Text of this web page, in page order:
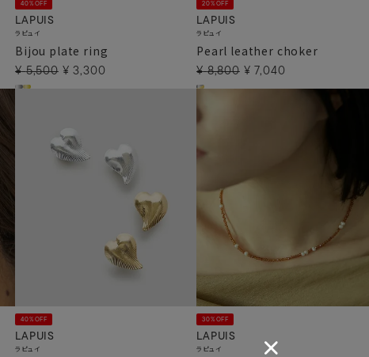
40%OFF
LAPUIS
ラピュイ
Bijou plate ring
¥ 5,500 ¥ 3,300
20%OFF
LAPUIS
ラピュイ
Pearl leather choker
¥ 8,800 ¥ 7,040
40%OFF
LAPUIS
ラピュイ
30%OFF
LAPUIS
ラピュイ